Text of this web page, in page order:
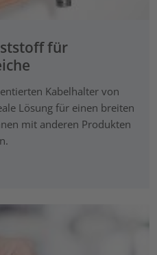
für
Kabelhalter von
Lösung für einen breiten
mit anderen Produkten